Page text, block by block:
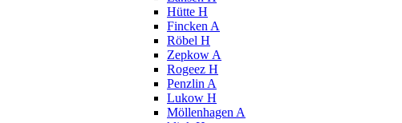
Hütte H
Fincken A
Röbel H
Zepkow A
Rogeez H
Penzlin A
Lukow H
Möllenhagen A